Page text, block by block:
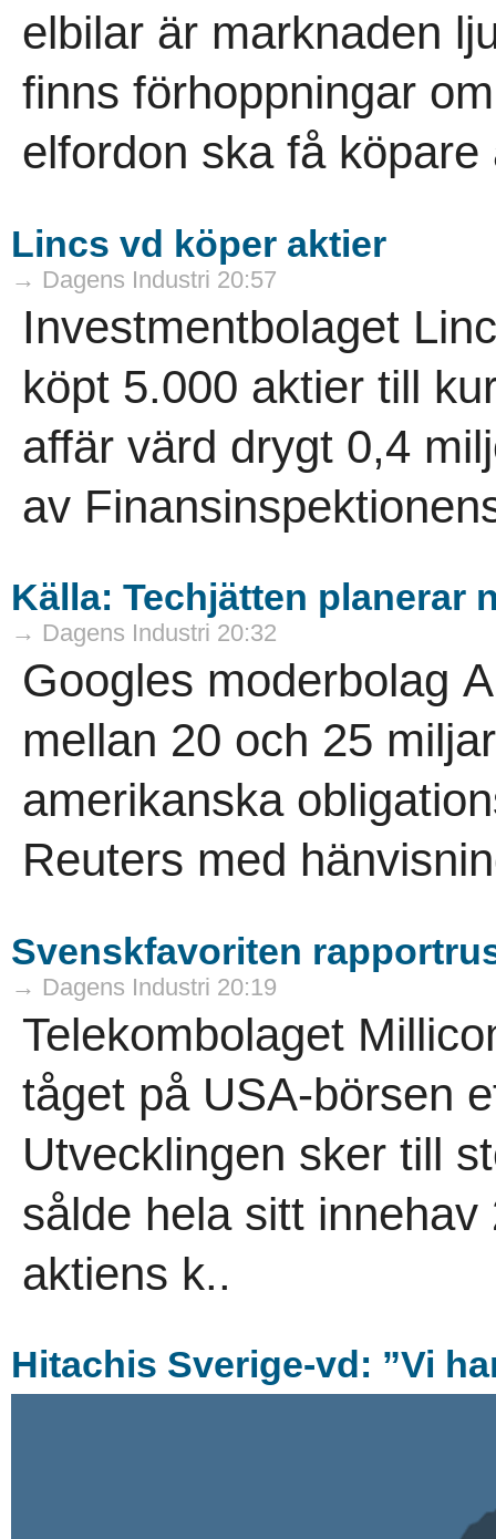
elbilar är marknaden
finns förhoppningar
elfordon ska få
Lincs vd köper aktier
→ Dagens Industri 20:57
Investmentbolaget
köpt 5.000 aktier till
affär värd drygt 0,4
av
Källa: Techjätten planerar
→ Dagens Industri 20:32
Googles moderbolag
mellan 20 och 25
amerikanska
Reuters med
Svenskfavoriten
→ Dagens Industri 20:19
Telekombolaget
tåget på USA-börsen
Utvecklingen sker till
sålde hela sitt
aktiens k..
Hitachis Sverige-vd: ”Vi